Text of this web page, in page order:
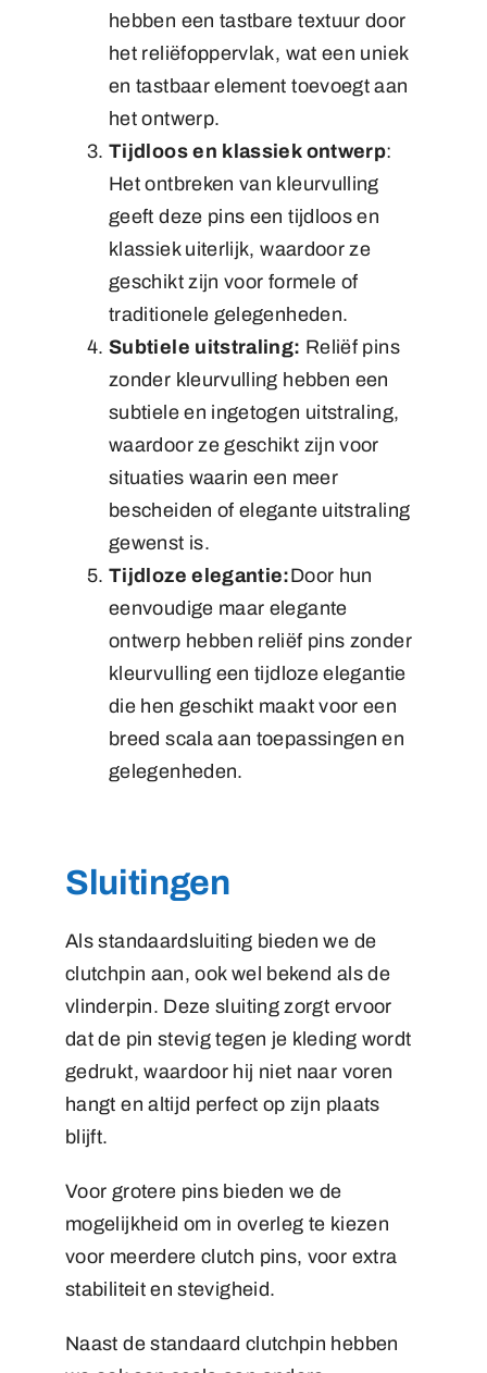
hebben een tastbare textuur door
het reliëfoppervlak, wat een uniek
en tastbaar element toevoegt aan
het ontwerp.
Tijdloos en klassiek ontwerp:
Het ontbreken van kleurvulling
geeft deze pins een tijdloos en
klassiek uiterlijk, waardoor ze
geschikt zijn voor formele of
traditionele gelegenheden.
Subtiele uitstraling: Reliëf pins
zonder kleurvulling hebben een
subtiele en ingetogen uitstraling,
waardoor ze geschikt zijn voor
situaties waarin een meer
bescheiden of elegante uitstraling
gewenst is.
Tijdloze elegantie:Door hun
eenvoudige maar elegante
ontwerp hebben reliëf pins zonder
kleurvulling een tijdloze elegantie
die hen geschikt maakt voor een
breed scala aan toepassingen en
gelegenheden.
Sluitingen
Als standaardsluiting bieden we de
clutchpin aan, ook wel bekend als de
vlinderpin. Deze sluiting zorgt ervoor
dat de pin stevig tegen je kleding wordt
gedrukt, waardoor hij niet naar voren
hangt en altijd perfect op zijn plaats
blijft.
Voor grotere pins bieden we de
mogelijkheid om in overleg te kiezen
voor meerdere clutch pins, voor extra
stabiliteit en stevigheid.
Naast de standaard clutchpin hebben